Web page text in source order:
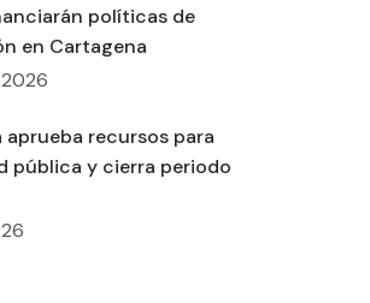
políticas de
en Cartagena
aprueba recursos para
pública y cierra periodo